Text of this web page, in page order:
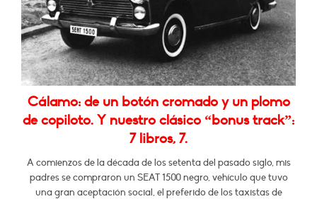
Cálamo: de un botón cromado y un plomo
de copiloto. Y nuestro clásico “bonus track”:
7 libros, 7.
A comienzos de la década de los setenta del pasado siglo, mis
padres se compraron un SEAT 1500 negro, vehículo que tuvo
una gran aceptación social, el preferido de los taxistas de